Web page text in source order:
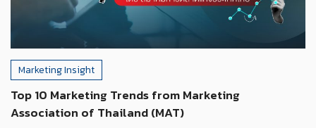
Marketing Insight
Top 10 Marketing Trends from Marketing
Association of Thailand (MAT)